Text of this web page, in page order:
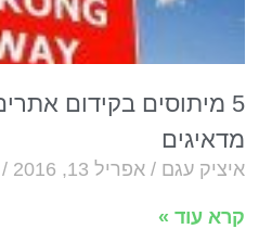
5 מיתוסים בקידום
מדאיגים
איציק עגם אפריל 13, 2016
קרא עוד »